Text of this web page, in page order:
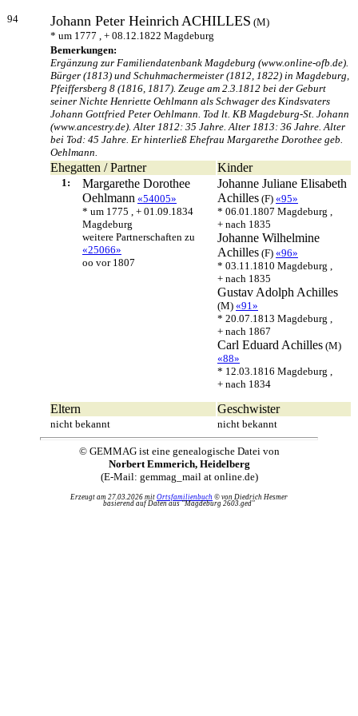
94 Johann Peter HeinrichACHILLES (M)
* um 1777 , + 08.12.1822 Magdeburg
Bemerkungen:
Ergänzung zur Familiendatenbank Magdeburg (www.online-ofb.de).
Bürger (1813) und Schuhmachermeister (1812, 1822) in Magdeburg,
Pfeiffersberg 8 (1816, 1817). Zeuge am 2.3.1812 bei der Geburt
seiner Nichte Henriette Oehlmann als Schwager des Kindsvaters
Johann Gottfried Peter Oehlmann. Tod lt. KB Magdeburg-St. Johann
(www.ancestry.de). Alter 1812: 35 Jahre. Alter 1813: 36 Jahre. Alter
bei Tod: 45 Jahre. Er hinterließ Ehefrau Margarethe Dorothee geb.
Oehlmann.
Ehegatten / Partner Kinder
1:
Margarethe Dorothee
Oehlmann «54005»
* um 1775 , + 01.09.1834
Magdeburg
weitere Partnerschaften zu
«25066»
oo vor 1807
Johanne Juliane Elisabeth
Achilles (F) «95»
* 06.01.1807 Magdeburg ,
+ nach 1835
Johanne Wilhelmine
Achilles (F) «96»
* 03.11.1810 Magdeburg ,
+ nach 1835
Gustav Adolph Achilles
(M) «91»
* 20.07.1813 Magdeburg ,
+ nach 1867
Carl Eduard Achilles (M)
«88»
* 12.03.1816 Magdeburg ,
+ nach 1834
Eltern Geschwister
nicht bekannt nicht bekannt
© GEMMAG ist eine genealogische Datei von
Norbert Emmerich, Heidelberg
(E-Mail: gemmag_mail at online.de)
Erzeugt am 27.03.2026 mit Ortsfamilienbuch © von Diedrich Hesmer
basierend auf Daten aus "Magdeburg 2603.ged"